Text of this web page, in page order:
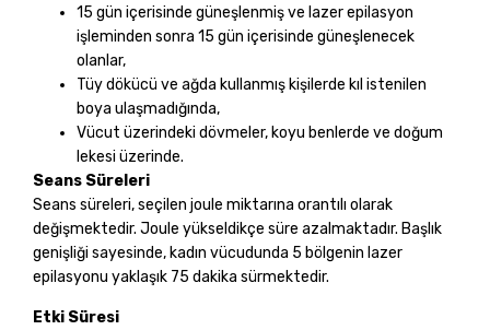
15 gün içerisinde güneşlenmiş ve lazer epilasyon
işleminden sonra 15 gün içerisinde güneşlenecek
olanlar,
Tüy dökücü ve ağda kullanmış kişilerde kıl istenilen
boya ulaşmadığında,
Vücut üzerindeki dövmeler, koyu benlerde ve doğum
lekesi üzerinde.
Seans Süreleri
Seans süreleri, seçilen joule miktarına orantılı olarak
değişmektedir. Joule yükseldikçe süre azalmaktadır. Başlık
genişliği sayesinde, kadın vücudunda 5 bölgenin lazer
epilasyonu yaklaşık 75 dakika sürmektedir.
Etki Süresi